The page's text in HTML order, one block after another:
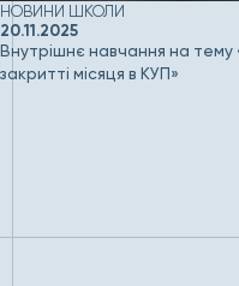
НОВИНИ ШКОЛИ
20.11.2025
Внутрішнє навчання на тему
закритті місяця в КУП»